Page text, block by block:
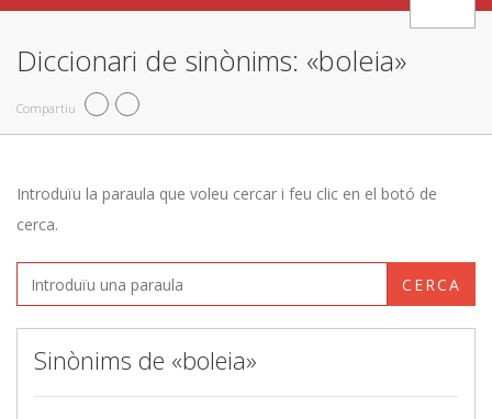
Diccionari de sinònims: «boleia»
Compartiu
Introduïu la paraula que voleu cercar i feu clic en el botó de
cerca.
CERCA
Sinònims de «boleia»